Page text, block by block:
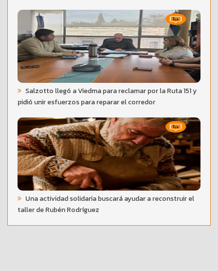
Salzotto llegó a Viedma para reclamar por la Ruta 151 y
pidió unir esfuerzos para reparar el corredor
Una actividad solidaria buscará ayudar a reconstruir el
taller de Rubén Rodríguez